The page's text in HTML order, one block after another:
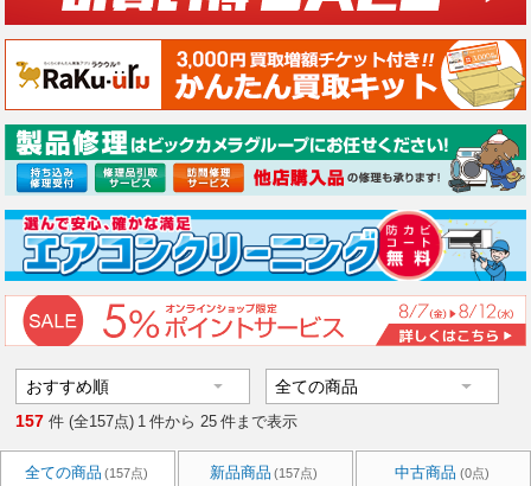
157 件 (全157点) 1 件から 25 件まで表示
全ての商品 (157点) 新品商品 (157点) 中古商品 (0点)